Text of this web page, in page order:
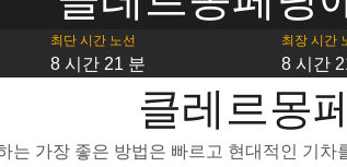
최단 시간 노선
8 시간 21 분
최장 시간
8 시간
클레르몽
는 가장 좋은 방법은 빠르고 현대적인 기